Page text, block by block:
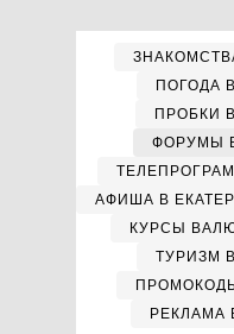
ПОГОДА
ПРОБКИ
ФОРУМЫ
АФИША В
КУРСЫ
ТУРИЗМ
РЕКЛАМА